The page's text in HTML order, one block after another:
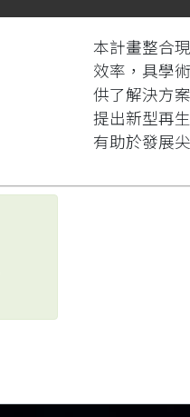
本計畫整合
效率，具學
供了解決方
提出新型再
有助於發展